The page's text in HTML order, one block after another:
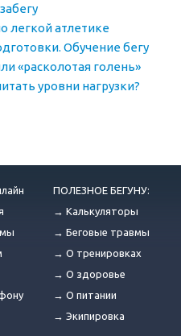
легкой атлетике
Обучение бегу
«расколотая голень»
уровни нагрузки?
ПОЛЕЗНОЕ БЕГУНУ:
→ Калькуляторы
→ Беговые травмы
→ О тренировках
→ О здоровье
→ О питании
→ Экипировка